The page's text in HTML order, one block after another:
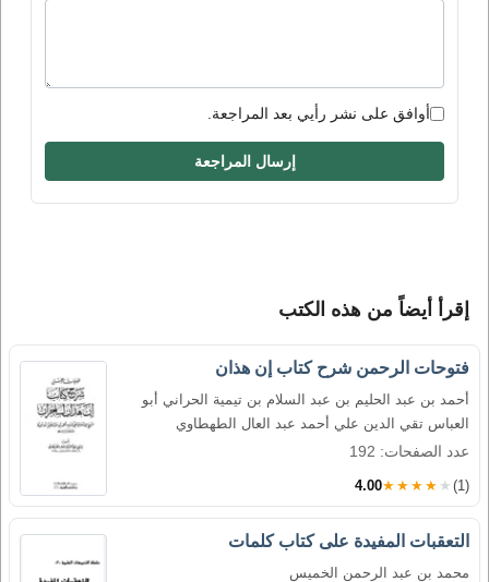
أوافق على نشر رأيي بعد المراجعة.
إرسال المراجعة
إقرأ أيضاً من هذه الكتب
فتوحات الرحمن شرح كتاب إن هذان
أحمد بن عبد الحليم بن عبد السلام بن تيمية الحراني أبو
العباس تقي الدين علي أحمد عبد العال الطهطاوي
عدد الصفحات: 192
4.00★★★★★ (1)
التعقبات المفيدة على كتاب كلمات
محمد بن عبد الرحمن الخميس